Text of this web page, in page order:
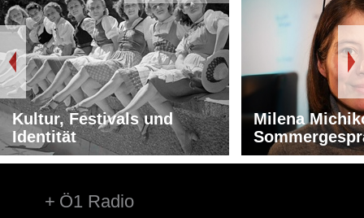
Kultur, Festivals und
Identität
Milena
Ö1 Radio